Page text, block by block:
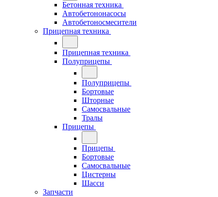
Бетонная техника
Автобетононасосы
Автобетоносмесители
Прицепная техника
Прицепная техника
Полуприцепы
Полуприцепы
Бортовые
Шторные
Самосвальные
Тралы
Прицепы
Прицепы
Бортовые
Самосвальные
Цистерны
Шасси
Запчасти